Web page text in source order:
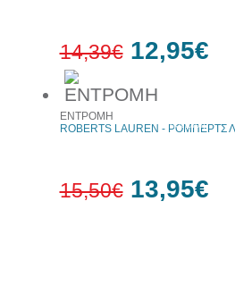
έκπτωση
14,39€ 12,95€
ΕΝΤΡΟΜΗ
ROBERTS LAUREN - ΡΟΜΠΕΡΤΣ
15,50€ 13,95€